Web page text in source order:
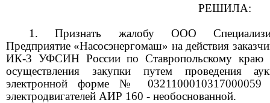
РЕШИЛА:
1. Признать жалобу ООО
Предприятие «Насосэнергомаш» на действия
ИК-3 УФСИН России по Ставропольскому краю
осуществления закупки путем проведения
электронной форме № 0321100010317000059
электродвигателей АИР 160 - необоснованной.